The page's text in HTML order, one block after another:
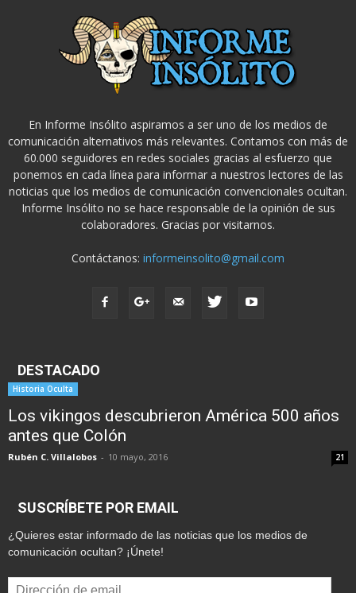
En Informe Insólito aspiramos a ser uno de los medios de
comunicación alternativos más relevantes. Contamos con más de
60.000 seguidores en redes sociales gracias al esfuerzo que
ponemos en cada línea para informar a nuestros lectores de las
noticias que los medios de comunicación convencionales ocultan.
Informe Insólito no se hace responsable de la opinión de sus
colaboradores. Gracias por visitarnos.
Contáctanos: informeinsolito@gmail.com
DESTACADO
Historia Oculta
Los vikingos descubrieron América 500 años
antes que Colón
Rubén C. Villalobos - 10 mayo, 2016 21
SUSCRÍBETE POR EMAIL
¿Quieres estar informado de las noticias que los medios de
comunicación ocultan? ¡Únete!
Dirección